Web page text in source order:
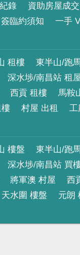
錄 資助房屋成交
簽臨約須知 一手
租樓 東半山/跑
深水埗/南昌站 租
西貢 租樓 馬鞍
村屋 出租 工
樓盤 東半山/跑
深水埗/南昌站 買
將軍澳 村屋 西
天水圍 樓盤 元朗